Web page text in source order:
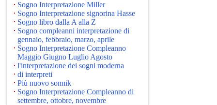
Sogno Interpretazione Miller
Sogno Interpretazione signorina Hasse
Sogno libro dalla A alla Z
Sogno compleanni interpretazione di
gennaio, febbraio, marzo, aprile
Sogno Interpretazione Compleanno
Maggio Giugno Luglio Agosto
l'interpretazione dei sogni moderna
di interpreti
Più nuovo sonnik
Sogno Interpretazione Compleanno di
settembre, ottobre, novembre